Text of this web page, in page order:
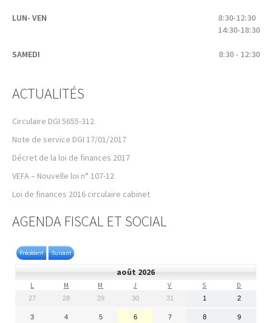
LUN- VEN
8:30-12:30
14:30-18:30
SAMEDI 8:30 - 12:30
ACTUALITÉS
Circulaire DGI 5655-312
Note de service DGI 17/01/2017
Décret de la loi de finances 2017
VEFA – Nouvelle loi n° 107-12
Loi de finances 2016 circulaire cabinet
AGENDA FISCAL ET SOCIAL
Précédent Suivant
août 2026
L M M MERCREDIJ V VENDREDI
S D
27 27 juillet 2026
28 28 juillet 2026
29 29 juillet 2026
30 30 juillet 2026
31 31 juillet 2026
1 1 août 2026
2
3 3 août 2026
4 4 août 2026
5 5 août 2026
6 6 août 2026
7 7 août 2026
8 8 août 2026
9